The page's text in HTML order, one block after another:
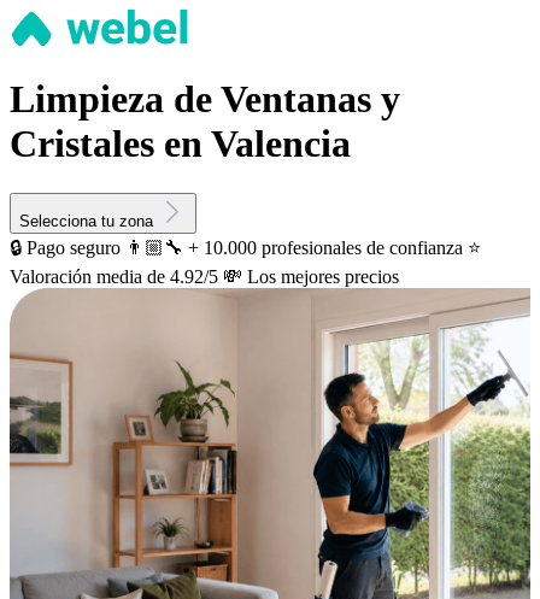
Limpieza de Ventanas y
Cristales en Valencia
Selecciona tu zona
🔒 Pago seguro 👨🏼‍🔧 + 10.000 profesionales de confianza ⭐️
Valoración media de 4.92/5 💸 Los mejores precios